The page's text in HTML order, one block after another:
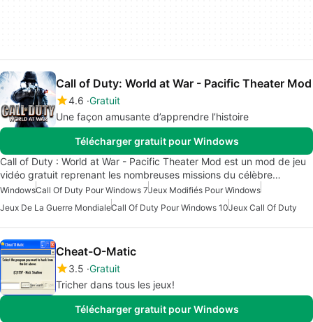
Call of Duty: World at War - Pacific Theater Mod
4.6 Gratuit
Une façon amusante d’apprendre l’histoire
Télécharger gratuit pour Windows
Call of Duty : World at War - Pacific Theater Mod est un mod de jeu
vidéo gratuit reprenant les nombreuses missions du célèbre…
WindowsCall Of Duty Pour Windows 7Jeux Modifiés Pour Windows
Jeux De La Guerre MondialeCall Of Duty Pour Windows 10Jeux Call Of Duty
Cheat-O-Matic
3.5 Gratuit
Tricher dans tous les jeux!
Télécharger gratuit pour Windows